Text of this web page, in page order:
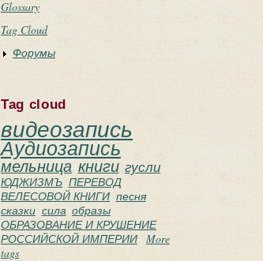
Glossary
Tag Cloud
Форумы
Tag cloud
видеозапись
Аудиозапись
мельница книги гусли
ЮДЖИЗМЪ ПЕРЕВОД
ВЕЛЕСОВОЙ КНИГИ песня
сказки сила образы
ОБРАЗОВАНИЕ И КРУШЕНИЕ
РОССИЙСКОЙ ИМПЕРИИ More
tags